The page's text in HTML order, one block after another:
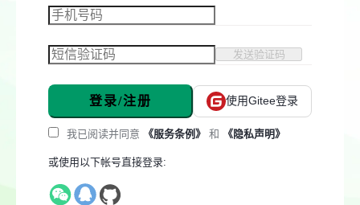
发送验证码
登录/注册 使用Gitee登录
我已阅读并同意 《服务条例》 和 《隐私声明》
或使用以下帐号直接登录: